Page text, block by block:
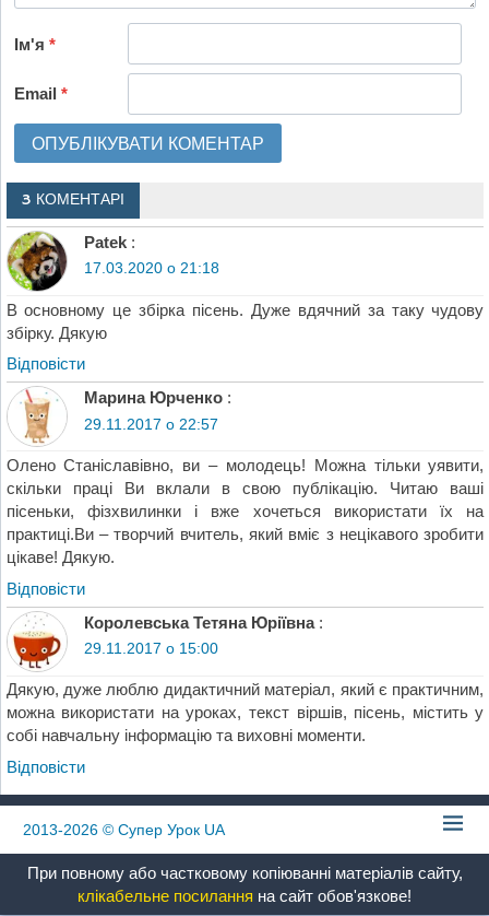
Ім'я*
Email*
3 КОМЕНТАРІ
Patek :
17.03.2020 о 21:18
В основному це збірка пісень. Дуже вдячний за таку чудову
збірку. Дякую
Відповіcти
Марина Юрченко :
29.11.2017 о 22:57
Олено Станіславівно, ви – молодець! Можна тільки уявити,
скільки праці Ви вклали в свою публікацію. Читаю ваші
пісеньки, фізхвилинки і вже хочеться використати їх на
практиці.Ви – творчий вчитель, який вміє з нецікавого зробити
цікаве! Дякую.
Відповіcти
Королевська Тетяна Юріївна :
29.11.2017 о 15:00
Дякую, дуже люблю дидактичний матеріал, який є практичним,
можна використати на уроках, текст віршів, пісень, містить у
собі навчальну інформацію та виховні моменти.
Відповіcти
2013-2026 © Супер Урок UA
При повному або частковому копіюванні матеріалів сайту,
клікабельне посилання на сайт обов'язкове!